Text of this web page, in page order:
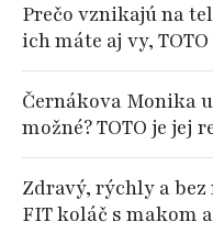
Prečo vznikajú na
ich máte aj vy,
Černákova Monika
možné? TOTO je jej
Zdravý, rýchly a
FIT koláč s makom